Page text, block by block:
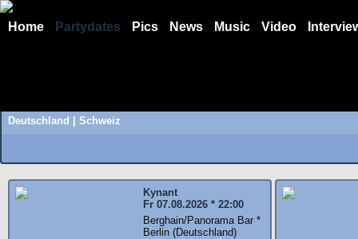
Home Partydates Pics News Music Video
Deutschland Schweiz
Kynant
Fr 07.08.2026 * 22:00
Berghain/Panorama Bar *
Berlin (Deutschland)